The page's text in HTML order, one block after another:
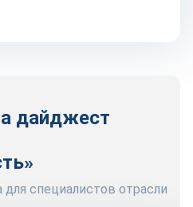
дайджест
специалистов отрасли